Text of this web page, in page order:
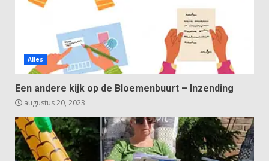
Alles
Een andere kijk op de Bloemenbuurt – Inzending
augustus 20, 2023